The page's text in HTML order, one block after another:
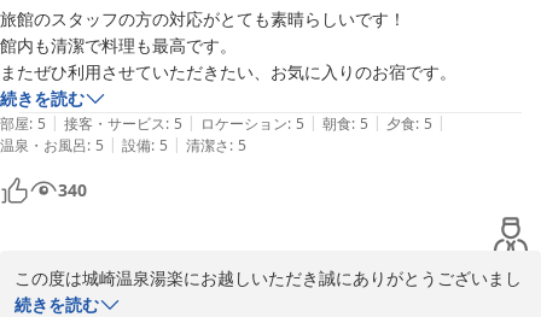
一同にとって何よりの励みです。
これからも小さなお子さま連れのお客様にも安心してお過ごしいた
だけるよう、より良い環境づくりに努めてまいります。
またご家族皆さまでお会いできます日を、心よりお待ちしておりま
城崎温泉 湯楽 Ｙｕｒａｋｕ Ｋｉｎｏｓａｋｉ Ｓｐａ＆Ｇａ
ｒｄｅｎｓ
旅館のスタッフの方の対応がとても素晴らしいです！
館内も清潔で料理も最高です。
またぜひ利用させていただきたい、お気に入りのお宿です。
続きを読む
部屋: 5 | 接客・サービス: 5 | ロケーション: 5 | 朝食: 5 | 夕食: 5 |
温泉・お風呂: 5 | 設備: 5 | 清潔さ: 5
340
この度は城崎温泉湯楽にお越しいただき誠にありがとうございまし
た。
続きを読む